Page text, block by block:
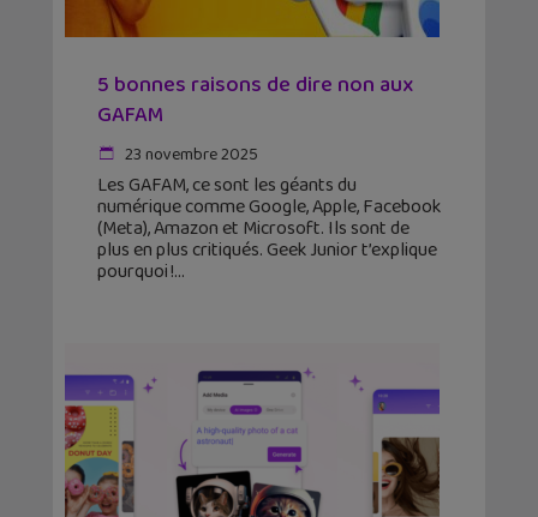
5 bonnes raisons de dire non aux
GAFAM
23 novembre 2025
Les GAFAM, ce sont les géants du
numérique comme Google, Apple, Facebook
(Meta), Amazon et Microsoft. Ils sont de
plus en plus critiqués. Geek Junior t’explique
pourquoi !